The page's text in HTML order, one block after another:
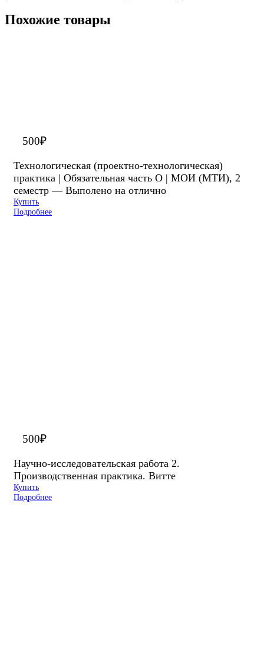
Похожие товары
500₽
Технологическая (проектно-технологическая)
практика | Обязательная часть О | МОИ (МТИ), 2
семестр — Выполено на отлично
Купить
Подробнее
500₽
Научно-исследовательская работа 2.
Производственная практика. Витте
Купить
Подробнее